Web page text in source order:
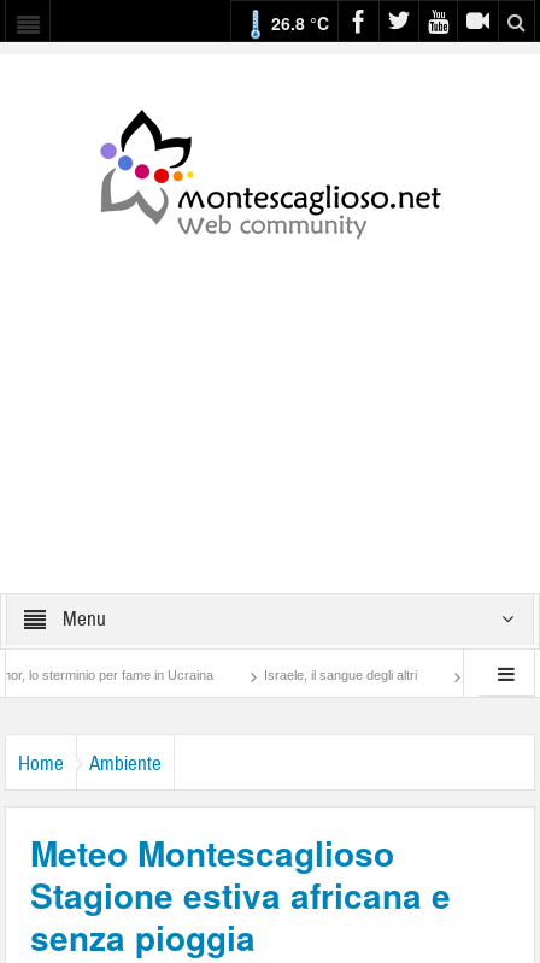
26.8 °C
Menu
per fame in Ucraina Israele, il sangue degli altri Lotta di classe…
Home Ambiente
Meteo Montescaglioso
Stagione estiva africana e
senza pioggia